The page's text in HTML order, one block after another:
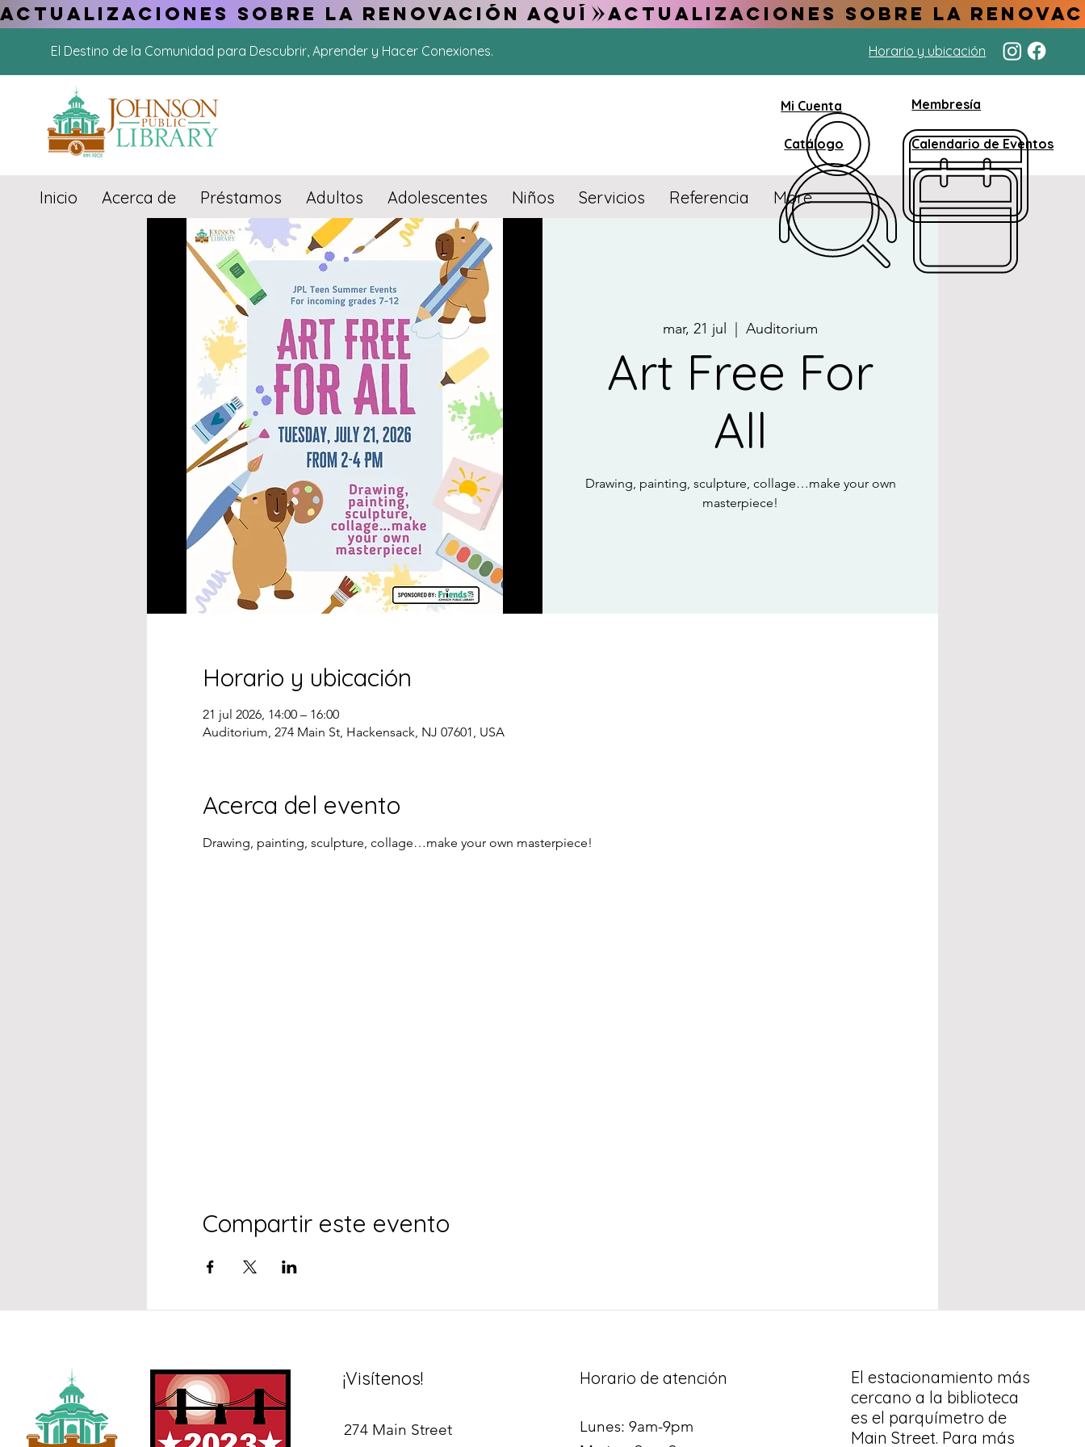
ACTUALIZACIONES SOBRE LA RENOVACIÓN AQUÍ
El Destino de la Comunidad para Descubrir, Aprender y Hacer Conexiones. Horario y ubicación
Mi Cuenta
Catálogo
Membresía
Calendario de Eventos
Inicio Acerca de Préstamos Adultos Adolescentes Niños Servicios Referencia More
mar, 21 jul Auditorium
Art Free For
All
Drawing, painting, sculpture, collage…make your own
masterpiece!
Horario y ubicación
21 jul 2026, 14:00 – 16:00
Auditorium, 274 Main St, Hackensack, NJ 07601, USA
Acerca del evento
Drawing, painting, sculpture, collage…make your own masterpiece!
Compartir este evento
¡Visítenos!
274 Main Street
Horario de atención
Lunes: 9am-9pm
El estacionamiento más
cercano a la biblioteca
es el parquímetro de
Main Street. Para más